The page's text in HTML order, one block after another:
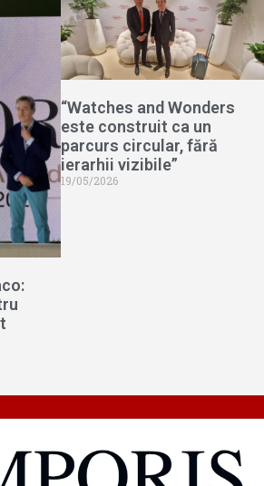
“Watches and Wonders
este construit ca un
parcurs circular, fără
ierarhii vizibile”
19/05/2026